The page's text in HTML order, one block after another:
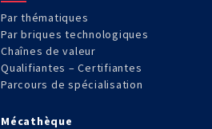
Par thématiques
Par briques technologiques
Chaînes de valeur
Qualifiantes – Certifiantes
Parcours de spécialisation
Mécathèque